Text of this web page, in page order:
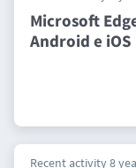
Microsoft
Android e iOS
Recent activity 8